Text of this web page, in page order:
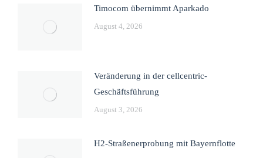
Timocom übernimmt Aparkado
August 4, 2026
Veränderung in der cellcentric-
Geschäftsführung
August 3, 2026
H2-Straßenerprobung mit Bayernflotte